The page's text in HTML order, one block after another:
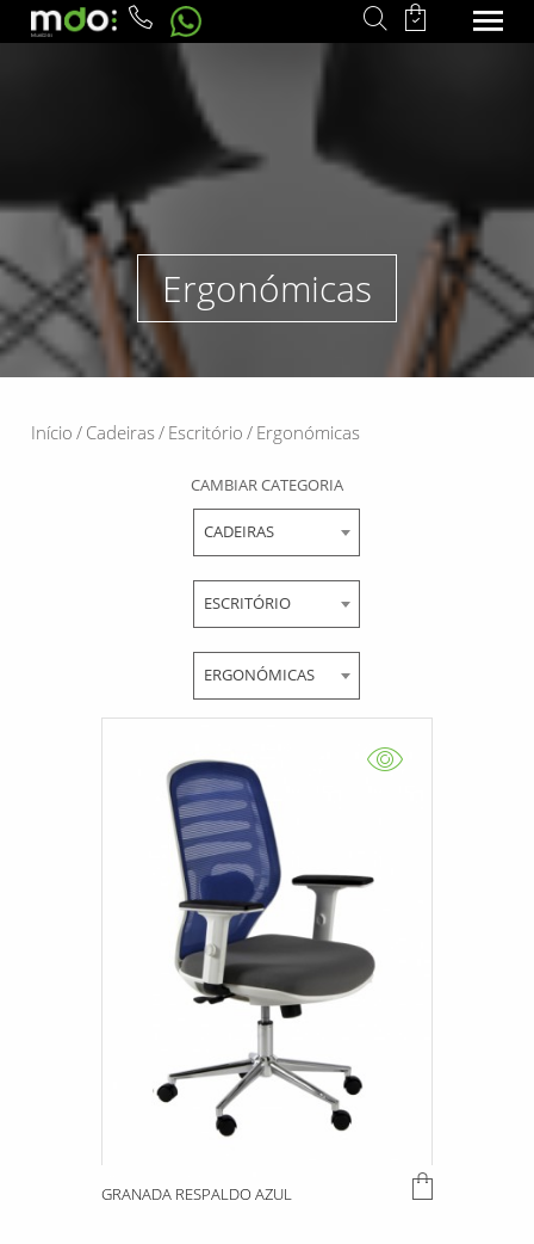
Ergonómicas
Início / Cadeiras/ Escritório / Ergonómicas
CAMBIAR CATEGORIA
CADEIRAS
ESCRITÓRIO
ERGONÓMICAS
GRANADA RESPALDO AZUL